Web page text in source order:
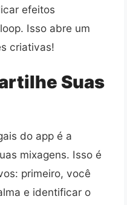
efeitos
Isso abre um
criativas!
Suas
do app é a
mixagens. Isso é
primeiro, você
e identificar o